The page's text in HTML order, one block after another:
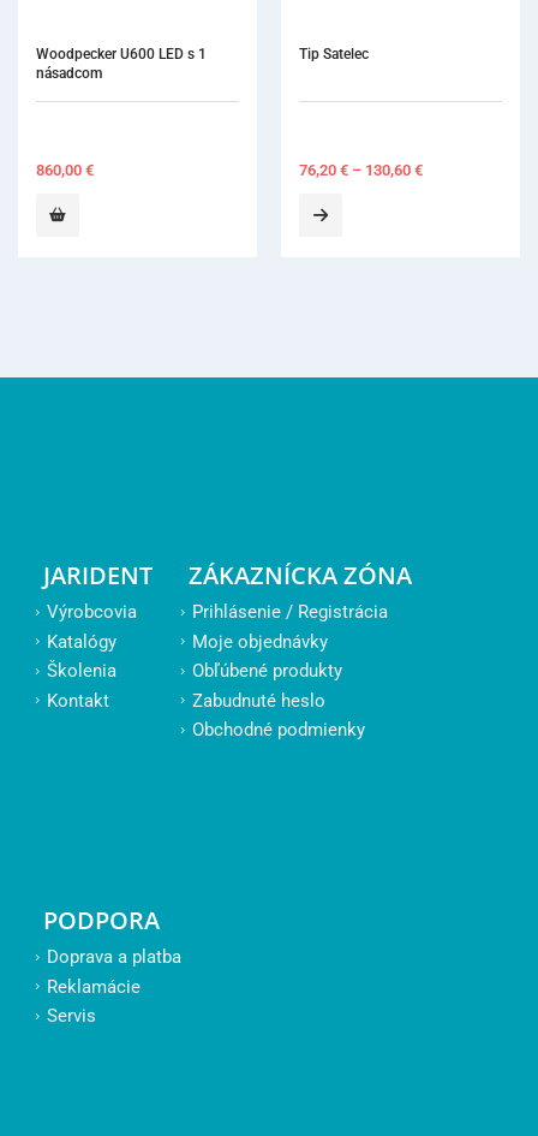
Tip Satelec
76,20 € – 130,60 €
JARIDENT
Výrobcovia
Katalógy
Školenia
Kontakt
ZÁKAZNÍCKA ZÓNA
Prihlásenie / Registrácia
Moje objednávky
Obľúbené produkty
Zabudnuté heslo
Obchodné podmienky
PODPORA
Doprava a platba
Reklamácie
Servis